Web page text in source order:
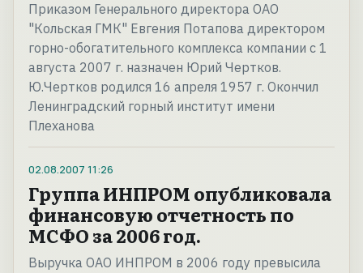
Приказом Генерального директора ОАО
"Кольская ГМК" Евгения Потапова директором
горно-обогатительного комплекса компании с 1
августа 2007 г. назначен Юрий Чертков.
Ю.Чертков родился 16 апреля 1957 г. Окончил
Ленинградский горный институт имени
Плеханова
02.08.2007 11:26
Группа ИНПРОМ опубликовала
финансовую отчетность по
МСФО за 2006 год.
Выручка ОАО ИНПРОМ в 2006 году превысила